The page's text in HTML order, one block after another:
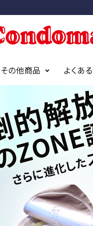
オカモト
スタンダードサイズ
その他商品
アイディールーブ
ジェクス
findom/フィンドム
よくあ